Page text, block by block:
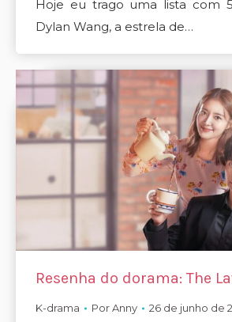
Hoje eu trago uma lista com
Dylan Wang, a estrela de…
Resenha do dorama: The
K-drama PorAnny 26 de junho de